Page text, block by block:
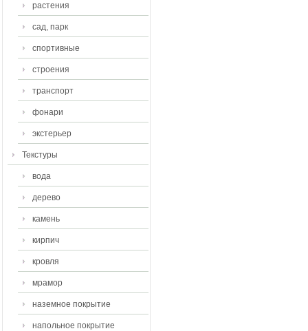
растения
сад, парк
спортивные
строения
транспорт
фонари
экстерьер
Текстуры
вода
дерево
камень
кирпич
кровля
мрамор
наземное покрытие
напольное покрытие